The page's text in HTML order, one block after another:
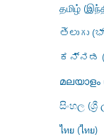
தமிழ்
తెలుగు
ಕನ್ನಡ
සිංහල (ශ්‍රී
ไทย (ไทย)